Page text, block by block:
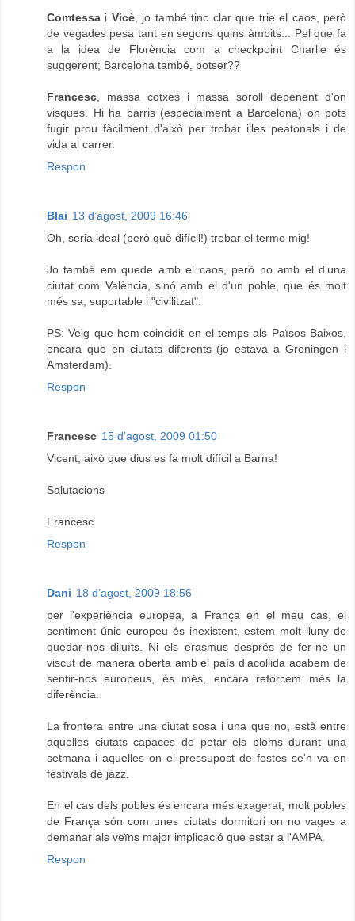
Comtessa i Vicè, jo també tinc clar que trie el caos, però
de vegades pesa tant en segons quins àmbits... Pel que fa
a la idea de Florència com a checkpoint Charlie és
suggerent; Barcelona també, potser??
Francesc, massa cotxes i massa soroll depenent d'on
visques. Hi ha barris (especialment a Barcelona) on pots
fugir prou fàcilment d'això per trobar illes peatonals i de
vida al carrer.
Respon
Blai 13 d’agost, 2009 16:46
Oh, seria ideal (però què difícil!) trobar el terme mig!
Jo també em quede amb el caos, però no amb el d'una
ciutat com València, sinó amb el d'un poble, que és molt
més sa, suportable i "civilitzat".
PS: Veig que hem coincidit en el temps als Països Baixos,
encara que en ciutats diferents (jo estava a Groningen i
Amsterdam).
Respon
Francesc 15 d’agost, 2009 01:50
Vicent, això que dius es fa molt difícil a Barna!
Salutacions
Francesc
Respon
Dani 18 d’agost, 2009 18:56
per l'experiència europea, a França en el meu cas, el
sentiment únic europeu és inexistent, estem molt lluny de
quedar-nos diluïts. Ni els erasmus després de fer-ne un
viscut de manera oberta amb el país d'acollida acabem de
sentir-nos europeus, és més, encara reforcem més la
diferència.
La frontera entre una ciutat sosa i una que no, està entre
aquelles ciutats capaces de petar els ploms durant una
setmana i aquelles on el pressupost de festes se'n va en
festivals de jazz.
En el cas dels pobles és encara més exagerat, molt pobles
de França són com unes ciutats dormitori on no vages a
demanar als veïns major implicació que estar a l'AMPA.
Respon